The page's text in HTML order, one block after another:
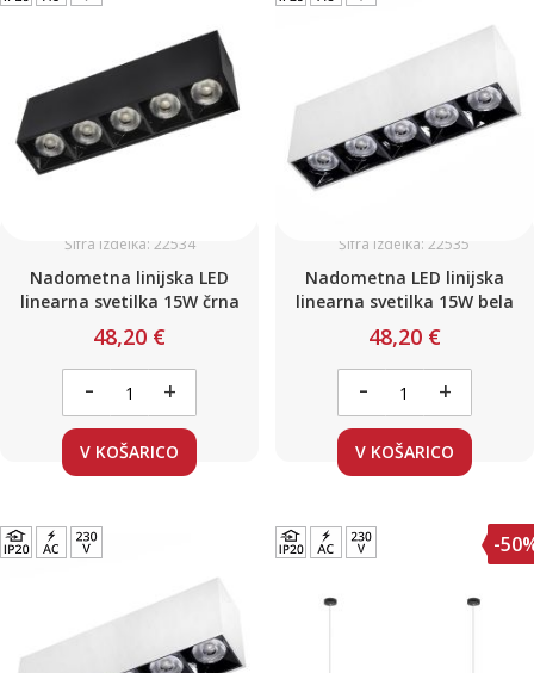
Šifra izdelka: 22534
Nadometna linijska LED
linearna svetilka 15W črna
48,20 €
- +
V KOŠARICO
Šifra izdelka: 22535
Nadometna LED linijska
linearna svetilka 15W bela
48,20 €
- +
V KOŠARICO
-